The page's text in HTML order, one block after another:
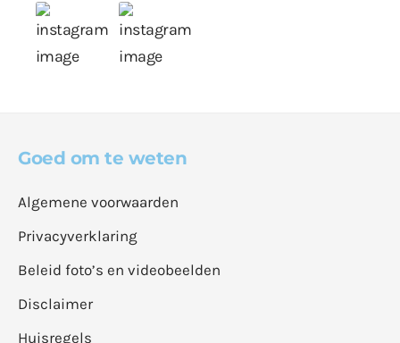
Goed om te weten
Algemene voorwaarden
Privacyverklaring
Beleid foto’s en videobeelden
Disclaimer
Huisregels